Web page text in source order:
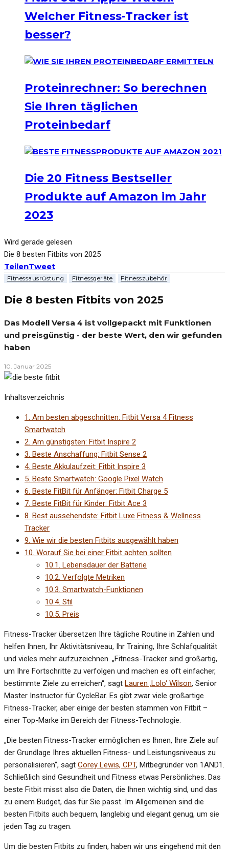
Welcher Fitness-Tracker ist
besser?
Proteinrechner: So berechnen
Sie Ihren täglichen
Proteinbedarf
Die 20 Fitness Bestseller
Produkte auf Amazon im Jahr
2023
Wird gerade gelesen
Die 8 besten Fitbits von 2025
TeilenTweet
Fitnessausrüstung Fitnessgeräte Fitnesszubehör
Die 8 besten Fitbits von 2025
Das Modell Versa 4 ist vollgepackt mit Funktionen
und preisgünstig - der beste Wert, den wir gefunden
haben
10. Januar 2025
Inhaltsverzeichnis
1. Am besten abgeschnitten: Fitbit Versa 4 Fitness
Smartwatch
2. Am günstigsten: Fitbit Inspire 2
3. Beste Anschaffung: Fitbit Sense 2
4. Beste Akkulaufzeit: Fitbit Inspire 3
5. Beste Smartwatch: Google Pixel Watch
6. Beste FitBit für Anfänger: Fitbit Charge 5
7. Beste FitBit für Kinder: Fitbit Ace 3
8. Best aussehendste: Fitbit Luxe Fitness & Wellness
Tracker
9. Wie wir die besten Fitbits ausgewählt haben
10. Worauf Sie bei einer Fitbit achten sollten
10.1. Lebensdauer der Batterie
10.2. Verfolgte Metriken
10.3. Smartwatch-Funktionen
10.4. Stil
10.5. Preis
Fitness-Tracker übersetzen Ihre tägliche Routine in Zahlen und
helfen Ihnen, Ihr Aktivitätsniveau, Ihr Training, Ihre Schlafqualität
und vieles mehr aufzuzeichnen. „Fitness-Tracker sind großartig,
um Ihre Fortschritte zu verfolgen und machen es oft einfacher,
bestimmte Ziele zu erreichen“, sagt Lauren ‚Lolo‘ Wilson, Senior
Master Instructor für CycleBar. Es gibt zwar viele großartige
Fitness-Tracker, aber einige der besten stammen von Fitbit –
einer Top-Marke im Bereich der Fitness-Technologie.
„Die besten Fitness-Tracker ermöglichen es Ihnen, Ihre Ziele auf
der Grundlage Ihres aktuellen Fitness- und Leistungsniveaus zu
personalisieren“, sagt Corey Lewis, CPT, Mitbegründer von 1AND1.
Schließlich sind Gesundheit und Fitness etwas Persönliches. Das
beste Fitbit misst also die Daten, die Ihnen wichtig sind, und das
zu einem Budget, das für Sie passt. Im Allgemeinen sind die
besten Fitbits auch bequem, langlebig und elegant genug, um sie
jeden Tag zu tragen.
Um die besten Fitbits zu finden, haben wir uns eingehend mit den